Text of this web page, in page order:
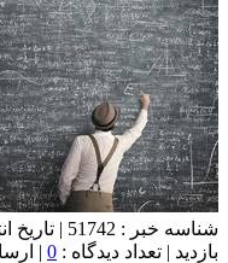
بازدید | تعداد دیدگاه : 0
|